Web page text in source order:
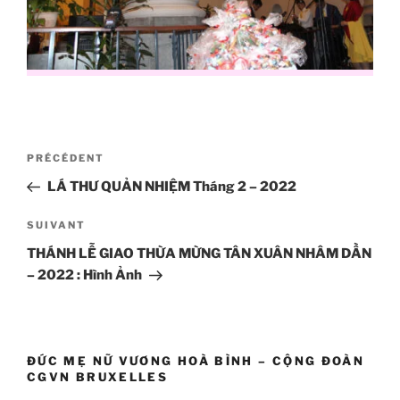
Navigation
l’article
Article
précédent
PRÉCÉDENT
LÁ THƯ QUẢN NHIỆM Tháng 2 – 2022
Article
suivant
SUIVANT
THÁNH LỄ GIAO THỪA MỪNG TÂN XUÂN NHÂM DẦN
– 2022 : Hình Ảnh
ĐỨC MẸ NỮ VƯƠNG HOÀ BÌNH – CỘNG ĐOÀN
CGVN BRUXELLES